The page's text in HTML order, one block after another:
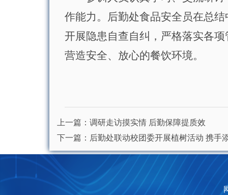
作能力。后勤处食品安全员在总结
开展隐患自查自纠，严格落实各
营造安全、放心的餐饮环境。
上一篇： 调研走访摸实情 后勤保障提质效
下一篇： 后勤处联动校团委开展植树活动 携手